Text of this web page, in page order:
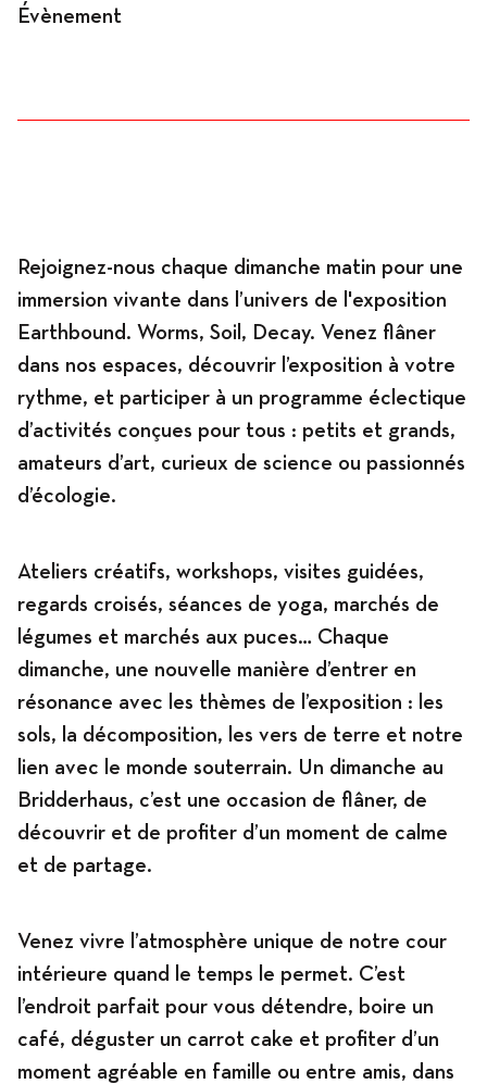
Programme
Agenda
Expositions
Évènement
Rejoignez-nous chaque dimanche matin pour une
immersion vivante dans l’univers de l'exposition
Earthbound. Worms, Soil, Decay. Venez flâner
dans nos espaces, découvrir l’exposition à votre
rythme, et participer à un programme éclectique
d’activités conçues pour tous : petits et grands,
amateurs d’art, curieux de science ou passionnés
d’écologie.
Ateliers créatifs, workshops, visites guidées,
regards croisés, séances de yoga, marchés de
légumes et marchés aux puces… Chaque
dimanche, une nouvelle manière d’entrer en
résonance avec les thèmes de l’exposition : les
sols, la décomposition, les vers de terre et notre
lien avec le monde souterrain. Un dimanche au
Bridderhaus, c’est une occasion de flâner, de
découvrir et de profiter d’un moment de calme
et de partage.
Venez vivre l’atmosphère unique de notre cour
intérieure quand le temps le permet. C’est
l’endroit parfait pour vous détendre, boire un
café, déguster un carrot cake et profiter d’un
moment agréable en famille ou entre amis, dans